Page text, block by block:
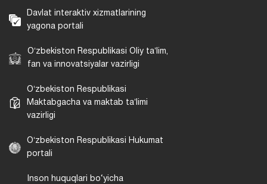
Davlat interaktiv xizmatlarining
yagona portali
Oʻzbekiston Respublikasi Oliy taʼlim,
fan va innovatsiyalar vazirligi
Oʻzbekiston Respublikasi
Maktabgacha va maktab taʼlimi
vazirligi
Oʻzbekiston Respublikasi Hukumat
portali
Inson huquqlari bo‘yicha